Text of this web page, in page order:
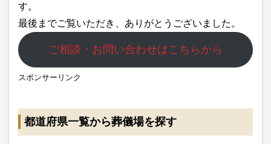
す。
最後までご覧いただき、ありがとうございました。
ご相談・お問い合わせはこちらから
スポンサーリンク
都道府県一覧から葬儀場を探す